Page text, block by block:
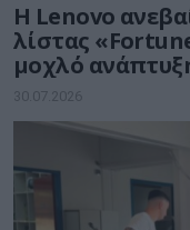
Η Lenovo
λίστας
μοχλό
Νοημοσύνη
30.07.2026